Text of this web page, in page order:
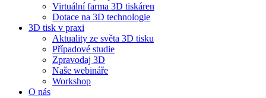
Virtuální farma 3D tiskáren
Dotace na 3D technologie
3D tisk v praxi
Aktuality ze světa 3D tisku
Případové studie
Zpravodaj 3D
Naše webináře
Workshop
O nás